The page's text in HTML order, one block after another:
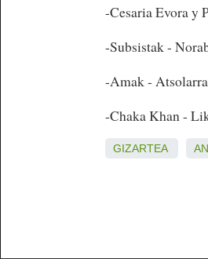
-Cesaria Evora y
-Subsistak -
-Amak - Atsolarra
-Chaka Khan -
GIZARTEA